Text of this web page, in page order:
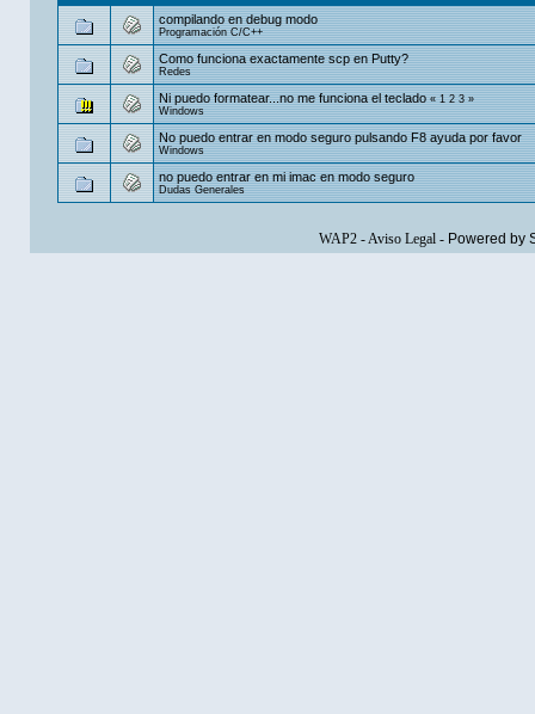
compilando en debug modo
Programación C/C++
Como funciona exactamente scp en Putty?
Redes
Ni puedo formatear...no me funciona el teclado «1 2 3»
Windows
No puedo entrar en modo seguro pulsando F8 ayuda por favor
Windows
no puedo entrar en mi imac en modo seguro
Dudas Generales
WAP2-Aviso Legal- Powered by